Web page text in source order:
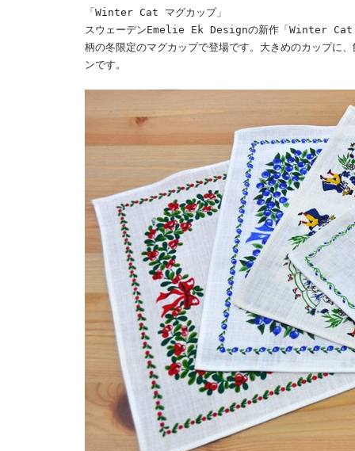
「Winter Cat マグカップ」
スウェーデンEmelie Ek Designの新作「Winter Cat
柄の冬限定のマグカップで登場です。大きめのカップに
ンです。